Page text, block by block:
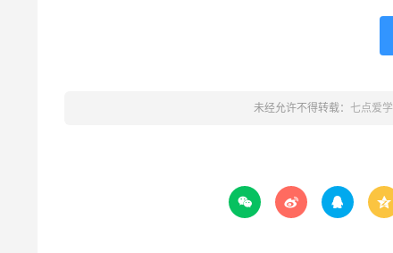
未经允许不得转载： 七点爱学
   